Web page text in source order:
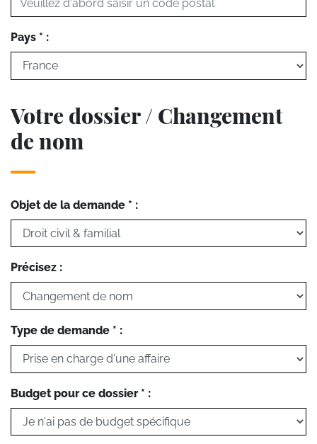
Pays * :
Votre dossier / Changement
de nom
Objet de la demande * :
Précisez :
Type de demande * :
Budget pour ce dossier * :